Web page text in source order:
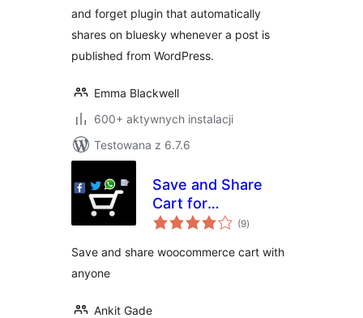
and forget plugin that automatically
shares on bluesky whenever a post is
published from WordPress.
Emma Blackwell
600+ aktywnych instalacji
Testowana z 6.7.6
Save and Share
Cart for
WooCommerce
(9wszystkich
ocen
)
Save and share woocommerce cart with
anyone
Ankit Gade